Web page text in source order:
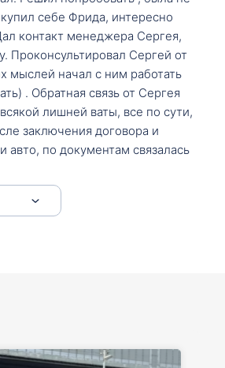
себе Фрида, интересно
контакт менеджера Сергея,
Проконсультировал Сергей от
мыслей начал с ним работать
. Обратная связь от Сергея
лишней ваты, все по сути,
заключения договора и
авто, по документам связалась
зайти, образцы и т.д. После
тепло встретили Сергей с